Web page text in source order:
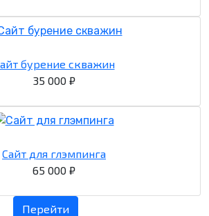
бурение скважин
35 000 ₽
Сайт для глэмпинга
65 000 ₽
Перейти